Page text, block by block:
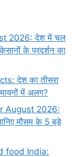
2026: देश में चल
के प्रदर्शन का
देश का तीसरा
में अलग?
August 2026:
मौसम के 5 बड़े
food India: